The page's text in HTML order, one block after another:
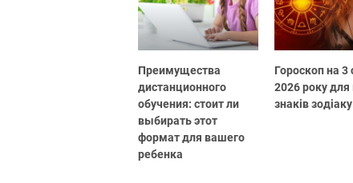
Преимущества
дистанционного
обучения: стоит ли
выбирать этот
формат для вашего
ребенка
Гороскоп на 3
2026 року для
знаків зодіаку